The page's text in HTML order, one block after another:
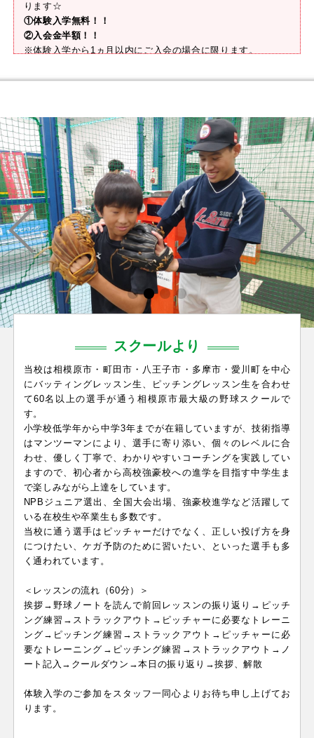
ります☆
①体験入学無料！！
②入会金半額！！
※体験入学から1ヵ月以内にご入会の場合に限ります。
いよいよ夏がやってきました！！
大切な試合のためにもっともっと野球がうまくなりたい！練
習をたくさんしたい！
私たちは「成長したい！」と思う子どもたちを全力で支援し
ていきます。
是非1度体験入学へお越しください！スタッフ一同心よりお待
ちしております。
スクールより
当校は相模原市・町田市・八王子市・多摩市・愛川町を中心
にバッティングレッスン生、ピッチングレッスン生を合わせ
て60名以上の選手が通う相模原市最大級の野球スクールで
す。
小学校低学年から中学3年までが在籍していますが、技術指導
はマンツーマンにより、選手に寄り添い、個々のレベルに合
わせ、優しく丁寧で、わかりやすいコーチングを実践してい
ますので、初心者から高校強豪校への進学を目指す中学生ま
で楽しみながら上達をしています。
NPBジュニア選出、全国大会出場、強豪校進学など活躍して
いる在校生や卒業生も多数です。
当校に通う選手はピッチャーだけでなく、正しい投げ方を身
につけたい、ケガ予防のために習いたい、といった選手も多
く通われています。
＜レッスンの流れ（60分）＞
挨拶→野球ノートを読んで前回レッスンの振り返り→ピッチ
ング練習→ストラックアウト→ピッチャーに必要なトレーニ
ング→ピッチング練習→ストラックアウト→ピッチャーに必
要なトレーニング→ピッチング練習→ストラックアウト→ノ
ート記入→クールダウン→本日の振り返り→挨拶、解散
体験入学のご参加をスタッフ一同心よりお待ち申し上げてお
ります。